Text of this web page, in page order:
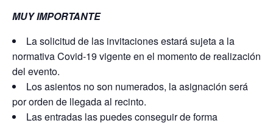
MUY IMPORTANTE
La solicitud de las invitaciones estará sujeta a la
normativa Covid-19 vigente en el momento de realización
del evento.
Los asientos no son numerados, la asignación será
por orden de llegada al recinto.
Las entradas las puedes conseguir de forma